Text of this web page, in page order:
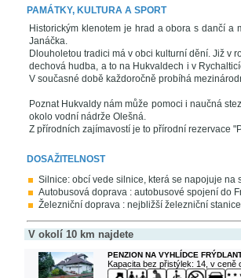
PAMÁTKY, KULTURA A SPORT
Historickým klenotem je hrad a obora s dančí a
Janáčka.
Dlouholetou tradici má v obci kulturní dění. Již v
dechová hudba, a to na Hukvaldech i v
V současné době každoročně probíhá
Poznat Hukvaldy nám může pomoci i naučná
okolo vodní nádrže Olešná.
Z přírodních zajímavostí je to přírodní rezervace
DOSAŽITELNOST
Silnice: obcí vede silnice, která se napojuje na
Autobusová doprava : autobusové spojení do
Železniční doprava : nejbližší železniční
V okolí 10 km najdete
PENZION NA VYHLÍDCE
Kapacita bez přistýlek: 14, v ceně